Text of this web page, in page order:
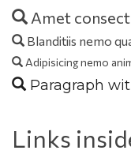
Amet
Blanditiis nemo
Adipisicing nemo
Paragraph
Links